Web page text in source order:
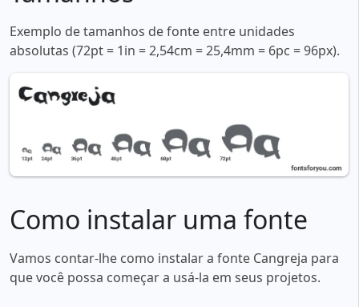
Exemplo de tamanhos de fonte entre unidades
absolutas (72pt = 1in = 2,54cm = 25,4mm = 6pc = 96px).
Como instalar uma fonte
Vamos contar-lhe como instalar a fonte Cangreja para
que você possa começar a usá-la em seus projetos.